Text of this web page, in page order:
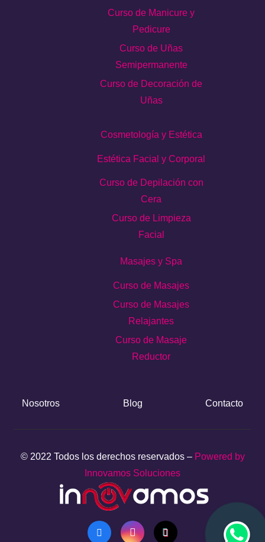
Curso de Manicure y
Pedicure
Curso de Uñas
Semipermanente
Curso de Decoración de
Uñas
Cosmetología y Estética
Estética Facial y Corporal
Curso de Depilación con
Cera
Curso de Limpieza
Facial
Masajes y Spa
Curso de Masajes
Curso de Masajes
Relajantes
Curso de Masaje
Reductor
Nosotros Blog Contacto
© 2022 Todos los derechos reservados – Powered by
Innovamos Soluciones